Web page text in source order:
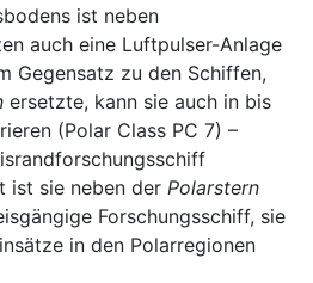
ist neben
auch eine Luftpulser-Anlage
Gegensatz zu den Schiffen,
ersetzte, kann sie auch in bis
(Polar Class PC 7) –
ist sie neben der Polarstern
Forschungsschiff, sie
in den Polarregionen